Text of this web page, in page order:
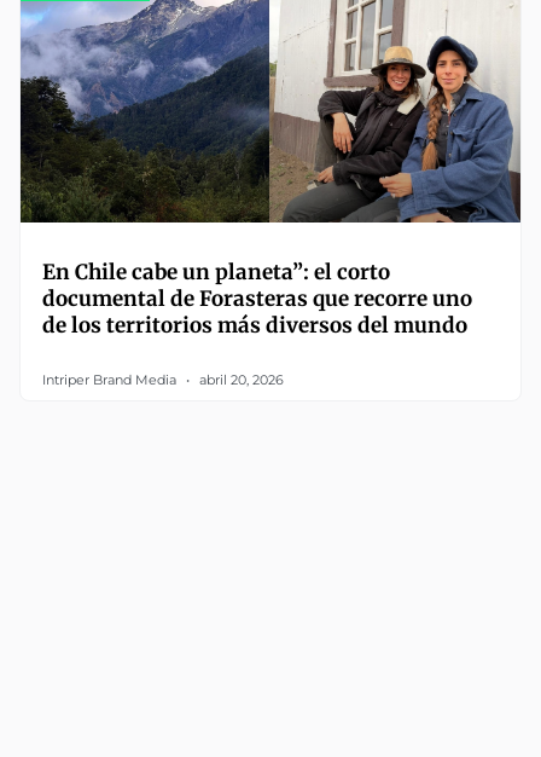
En Chile cabe un planeta”: el corto
documental de Forasteras que recorre uno
de los territorios más diversos del mundo
Intriper Brand Media abril 20, 2026